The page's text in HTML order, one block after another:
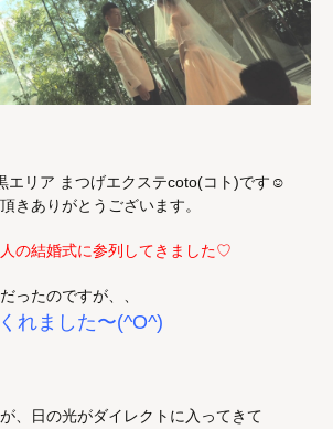
エリア まつげエクステcoto(コト)です☺︎
きありがとうございます。
の結婚式に参列してきました♡
ったのですが、、
れました〜(^O^)
、日の光がダイレクトに入ってきて